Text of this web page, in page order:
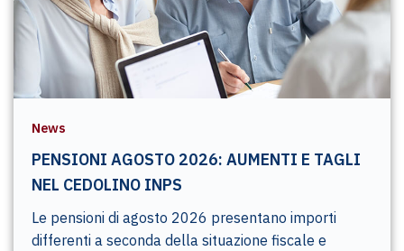
News
PENSIONI AGOSTO 2026: AUMENTI E TAGLI
NEL CEDOLINO INPS
Le pensioni di agosto 2026 presentano importi
differenti a seconda della situazione fiscale e